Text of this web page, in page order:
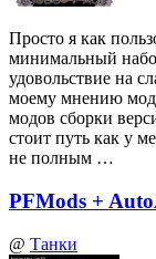
Просто я как
минимальный
удовольствие на
моему мнению
модов сборки
стоит путь как у
не полным …
PFMods +
@ Танки